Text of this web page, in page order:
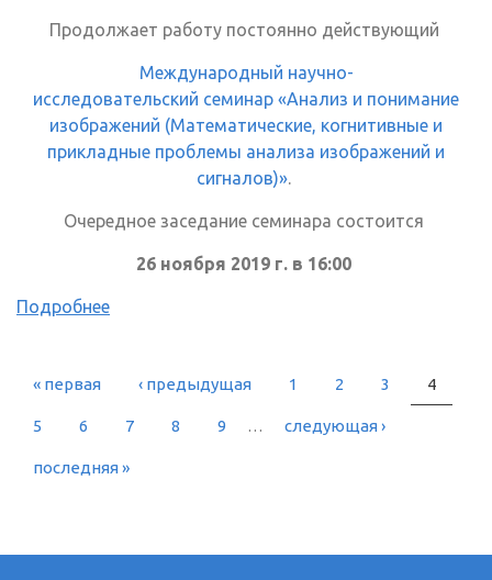
Продолжает работу постоянно действующий
Международный научно-
исследовательский семинар «Анализ и понимание
изображений (Математические, когнитивные и
прикладные проблемы анализа изображений и
сигналов)».
Очередное заседание семинара состоится
26 ноября 2019 г. в 16:00
Подробнее
СТРАНИЦЫ
« первая ‹ предыдущая 1 2 3 4
5 6 7 8 9 … следующая ›
последняя »